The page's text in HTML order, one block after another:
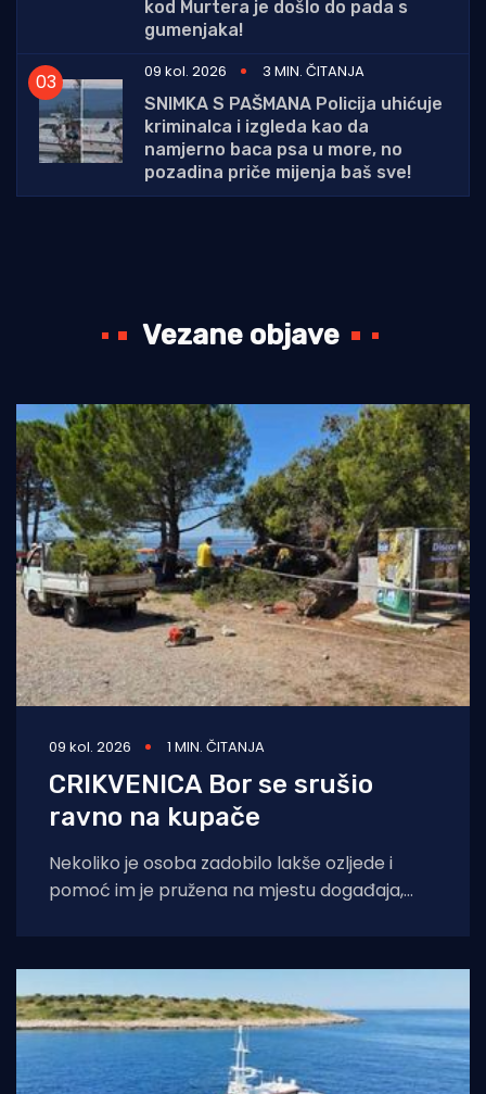
kod Murtera je došlo do pada s
gumenjaka!
09 kol. 2026
3 MIN. ČITANJA
SNIMKA S PAŠMANA Policija uhićuje
kriminalca i izgleda kao da
namjerno baca psa u more, no
pozadina priče mijenja baš sve!
Vezane objave
09 kol. 2026 1 MIN. ČITANJA
CRIKVENICA Bor se srušio
ravno na kupače
Nekoliko je osoba zadobilo lakše ozljede i
pomoć im je pružena na mjestu događaja,